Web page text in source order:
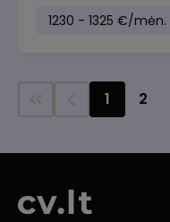
1230 - 1325 €/mėn.
1 2